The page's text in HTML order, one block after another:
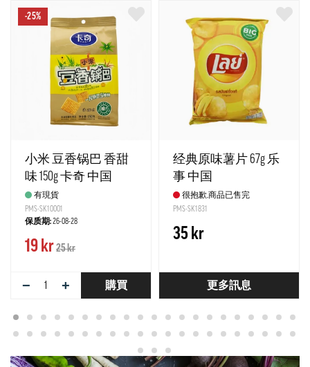
-25%
小米 豆香锅巴 香甜
味 150g 卡奇 中国
有現貨
PMS-SK10001
保质期:26-08-28
19 kr25 kr
− + 購買
经典原味薯片 67g 乐
事 中国
很抱歉,商品已售完
PMS-SK1831
35 kr
更多訊息